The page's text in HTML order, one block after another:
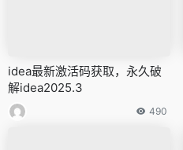
idea最新激活码获取，永久破
解idea2025.3
490